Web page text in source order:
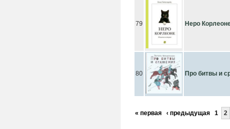
79 Неро
80 Про битвы и
« первая ‹ предыдущая 1 2